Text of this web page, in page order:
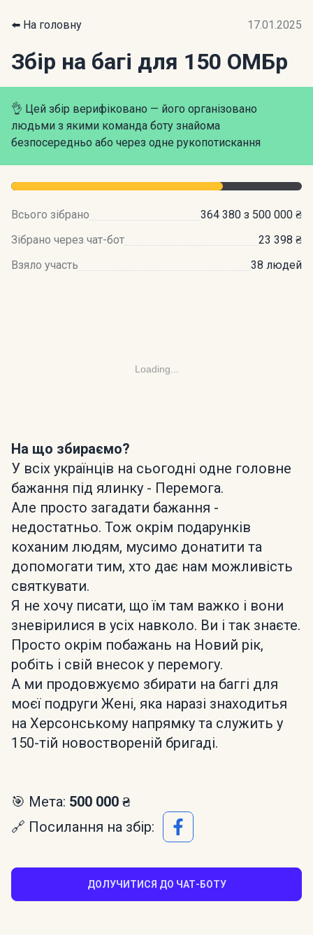
⬅️ На головну 17.01.2025
Збір на багі для 150 ОМБр
👌 Цей збір верифіковано — його організовано
людьми з якими команда боту знайома
безпосередньо або через одне рукопотискання
Всього зібрано
364 380 з 500 000 ₴
Зібрано через чат-бот
23 398 ₴
Взяло участь
38 людей
Loading...
На що збираємо?
У всіх українців на сьогодні одне головне
бажання під ялинку - Перемога.
Але просто загадати бажання -
недостатньо. Тож окрім подарунків
коханим людям, мусимо донатити та
допомогати тим, хто дає нам можливість
святкувати.
Я не хочу писати, що їм там важко і вони
зневірилися в усіх навколо. Ви і так знаєте.
Просто окрім побажань на Новий рік,
робіть і свій внесок у перемогу.
А ми продовжуємо збирати на баггі для
моєї подруги Жені, яка наразі знаходитья
на Херсонському напрямку та служить у
150-тій новоствореній бригаді.
🎯 Мета: 500 000 ₴
🔗 Посилання на збір:
ДОЛУЧИТИСЯ ДО ЧАТ-БОТУ